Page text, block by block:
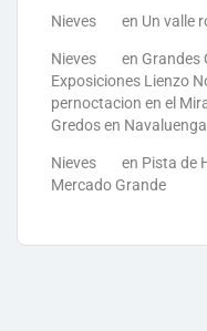
Nieves en Un valle
Nieves en Grandes
Exposiciones Lienzo
pernoctacion en el
Gredos en Navaluenga
Nieves en Pista de
Mercado Grande